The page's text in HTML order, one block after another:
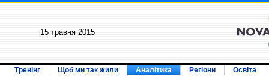
15 травня 2015
Тренінг Щоб ми так жили Аналітика Регіони
Освіта